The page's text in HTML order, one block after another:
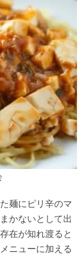
麺にピリ辛のマ
かないとして出
在が知れ渡ると
ニューに加える